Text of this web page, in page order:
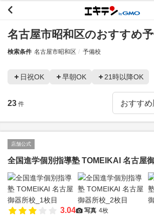
名古屋市昭和区のおすすめ
検索条件 名古屋市昭和区 予備校
日祝OK 早朝OK 21時以降OK
23 件
店舗公式
全国進学個別指導塾 TOMEIKAI 名古屋
3.04 写真 4枚